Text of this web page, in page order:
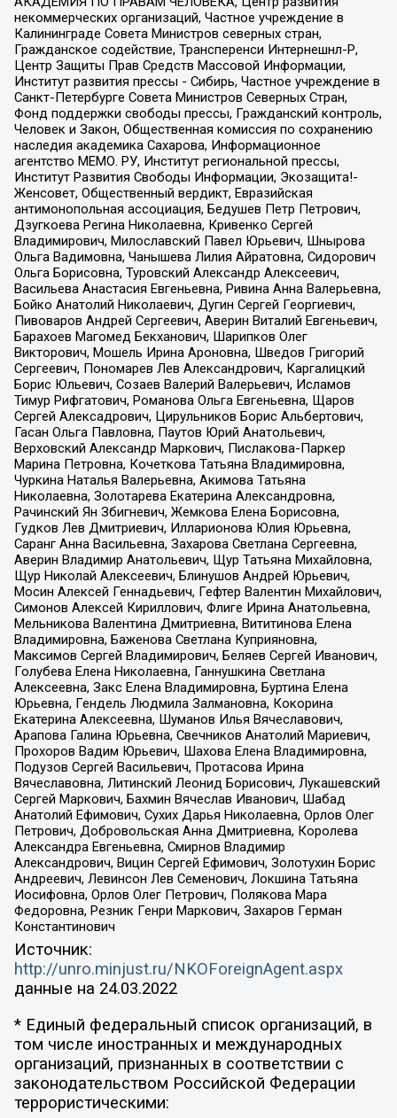
некоммерческих организаций, Частное учреждение в
Калининграде Совета Министров северных стран,
Гражданское содействие, Трансперенси Интернешнл-Р,
Центр Защиты Прав Средств Массовой Информации,
Институт развития прессы - Сибирь, Частное учреждение в
Санкт-Петербурге Совета Министров Северных Стран,
Фонд поддержки свободы прессы, Гражданский контроль,
Человек и Закон, Общественная комиссия по сохранению
наследия академика Сахарова, Информационное
агентство МЕМО. РУ, Институт региональной прессы,
Институт Развития Свободы Информации, Экозащита!-
Женсовет, Общественный вердикт, Евразийская
антимонопольная ассоциация, Бедушев Петр Петрович,
Дзугкоева Регина Николаевна, Кривенко Сергей
Владимирович, Милославский Павел Юрьевич, Шнырова
Ольга Вадимовна, Чанышева Лилия Айратовна, Сидорович
Ольга Борисовна, Туровский Александр Алексеевич,
Васильева Анастасия Евгеньевна, Ривина Анна Валерьевна,
Бойко Анатолий Николаевич, Дугин Сергей Георгиевич,
Пивоваров Андрей Сергеевич, Аверин Виталий Евгеньевич,
Барахоев Магомед Бекханович, Шарипков Олег
Викторович, Мошель Ирина Ароновна, Шведов Григорий
Сергеевич, Пономарев Лев Александрович, Каргалицкий
Борис Юльевич, Созаев Валерий Валерьевич, Исламов
Тимур Рифгатович, Романова Ольга Евгеньевна, Щаров
Сергей Алексадрович, Цирульников Борис Альбертович,
Гасан Ольга Павловна, Паутов Юрий Анатольевич,
Верховский Александр Маркович, Пислакова-Паркер
Марина Петровна, Кочеткова Татьяна Владимировна,
Чуркина Наталья Валерьевна, Акимова Татьяна
Николаевна, Золотарева Екатерина Александровна,
Рачинский Ян Збигневич, Жемкова Елена Борисовна,
Гудков Лев Дмитриевич, Илларионова Юлия Юрьевна,
Саранг Анна Васильевна, Захарова Светлана Сергеевна,
Аверин Владимир Анатольевич, Щур Татьяна Михайловна,
Щур Николай Алексеевич, Блинушов Андрей Юрьевич,
Мосин Алексей Геннадьевич, Гефтер Валентин Михайлович,
Симонов Алексей Кириллович, Флиге Ирина Анатольевна,
Мельникова Валентина Дмитриевна, Вититинова Елена
Владимировна, Баженова Светлана Куприяновна,
Максимов Сергей Владимирович, Беляев Сергей Иванович,
Голубева Елена Николаевна, Ганнушкина Светлана
Алексеевна, Закс Елена Владимировна, Буртина Елена
Юрьевна, Гендель Людмила Залмановна, Кокорина
Екатерина Алексеевна, Шуманов Илья Вячеславович,
Арапова Галина Юрьевна, Свечников Анатолий Мариевич,
Прохоров Вадим Юрьевич, Шахова Елена Владимировна,
Подузов Сергей Васильевич, Протасова Ирина
Вячеславовна, Литинский Леонид Борисович, Лукашевский
Сергей Маркович, Бахмин Вячеслав Иванович, Шабад
Анатолий Ефимович, Сухих Дарья Николаевна, Орлов Олег
Петрович, Добровольская Анна Дмитриевна, Королева
Александра Евгеньевна, Смирнов Владимир
Александрович, Вицин Сергей Ефимович, Золотухин Борис
Андреевич, Левинсон Лев Семенович, Локшина Татьяна
Иосифовна, Орлов Олег Петрович, Полякова Мара
Федоровна, Резник Генри Маркович, Захаров Герман
Константинович
Источник:
http://unro.minjust.ru/NKOForeignAgent.aspx
данные на 24.03.2022
* Единый федеральный список организаций, в
том числе иностранных и международных
организаций, признанных в соответствии с
законодательством Российской Федерации
террористическими: